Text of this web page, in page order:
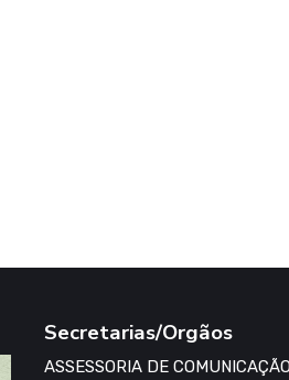
Secretarias/Orgãos
ASSESSORIA DE